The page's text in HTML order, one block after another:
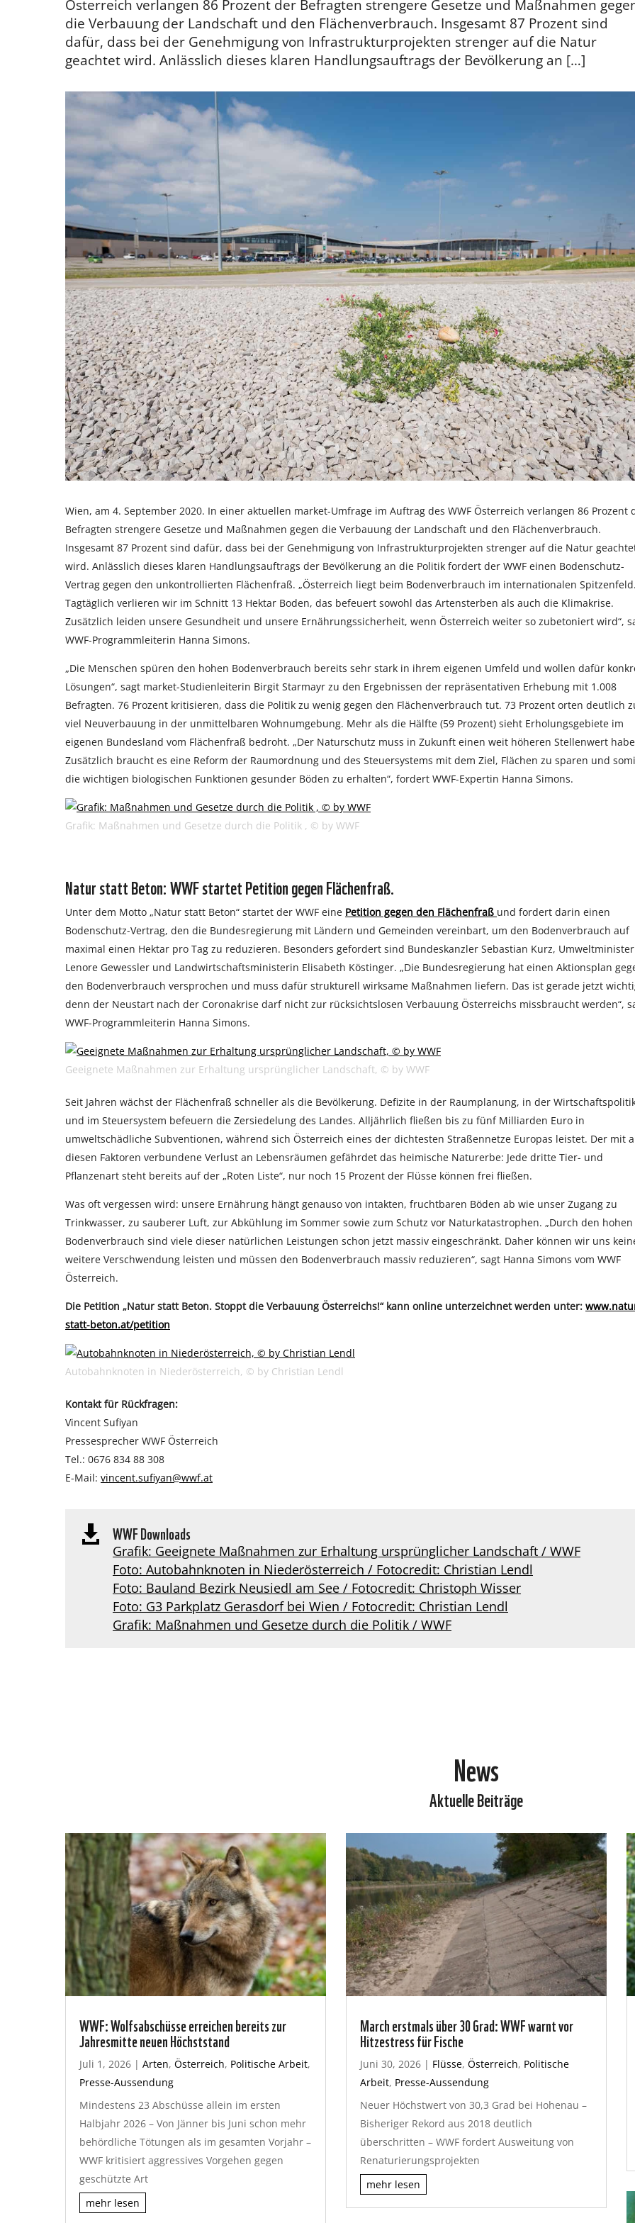
Österreich verlangen 86 Prozent der Befragten strengere Gesetze und Maßnahmen
die Verbauung der Landschaft und den Flächenverbrauch. Insgesamt 87 Prozent sind
dafür, dass bei der Genehmigung von Infrastrukturprojekten strenger auf die Natur
geachtet wird. Anlässlich dieses klaren Handlungsauftrags der Bevölkerung an […]
Wien, am 4. September 2020. In einer aktuellen market-Umfrage im Auftrag des WWF Österreich verlangen 86 Prozent
Befragten strengere Gesetze und Maßnahmen gegen die Verbauung der Landschaft und den Flächenverbrauch.
Insgesamt 87 Prozent sind dafür, dass bei der Genehmigung von Infrastrukturprojekten strenger auf die Natur
wird. Anlässlich dieses klaren Handlungsauftrags der Bevölkerung an die Politik fordert der WWF einen Bodenschutz-
Vertrag gegen den unkontrollierten Flächenfraß. „Österreich liegt beim Bodenverbrauch im internationalen
Tagtäglich verlieren wir im Schnitt 13 Hektar Boden, das befeuert sowohl das Artensterben als auch die Klimakrise.
Zusätzlich leiden unsere Gesundheit und unsere Ernährungssicherheit, wenn Österreich weiter so zubetoniert wird“,
WWF-Programmleiterin Hanna Simons.
„Die Menschen spüren den hohen Bodenverbrauch bereits sehr stark in ihrem eigenen Umfeld und wollen dafür
Lösungen“, sagt market-Studienleiterin Birgit Starmayr zu den Ergebnissen der repräsentativen Erhebung mit 1.008
Befragten. 76 Prozent kritisieren, dass die Politik zu wenig gegen den Flächenverbrauch tut. 73 Prozent orten deutlich
viel Neuverbauung in der unmittelbaren Wohnumgebung. Mehr als die Hälfte (59 Prozent) sieht Erholungsgebiete im
eigenen Bundesland vom Flächenfraß bedroht. „Der Naturschutz muss in Zukunft einen weit höheren Stellenwert
Zusätzlich braucht es eine Reform der Raumordnung und des Steuersystems mit dem Ziel, Flächen zu sparen und
die wichtigen biologischen Funktionen gesunder Böden zu erhalten“, fordert WWF-Expertin Hanna Simons.
Grafik: Maßnahmen und Gesetze durch die Politik , © by WWF
Natur statt Beton: WWF startet Petition gegen Flächenfraß.
Unter dem Motto „Natur statt Beton“ startet der WWF eine Petition gegen den Flächenfraß und fordert darin einen
Bodenschutz-Vertrag, den die Bundesregierung mit Ländern und Gemeinden vereinbart, um den Bodenverbrauch auf
maximal einen Hektar pro Tag zu reduzieren. Besonders gefordert sind Bundeskanzler Sebastian Kurz,
Lenore Gewessler und Landwirtschaftsministerin Elisabeth Köstinger. „Die Bundesregierung hat einen Aktionsplan
den Bodenverbrauch versprochen und muss dafür strukturell wirksame Maßnahmen liefern. Das ist gerade jetzt
denn der Neustart nach der Coronakrise darf nicht zur rücksichtslosen Verbauung Österreichs missbraucht werden“,
WWF-Programmleiterin Hanna Simons.
Geeignete Maßnahmen zur Erhaltung ursprünglicher Landschaft, © by WWF
Seit Jahren wächst der Flächenfraß schneller als die Bevölkerung. Defizite in der Raumplanung, in der
und im Steuersystem befeuern die Zersiedelung des Landes. Alljährlich fließen bis zu fünf Milliarden Euro in
umweltschädliche Subventionen, während sich Österreich eines der dichtesten Straßennetze Europas leistet. Der mit
diesen Faktoren verbundene Verlust an Lebensräumen gefährdet das heimische Naturerbe: Jede dritte Tier- und
Pflanzenart steht bereits auf der „Roten Liste“, nur noch 15 Prozent der Flüsse können frei fließen.
Was oft vergessen wird: unsere Ernährung hängt genauso von intakten, fruchtbaren Böden ab wie unser Zugang zu
Trinkwasser, zu sauberer Luft, zur Abkühlung im Sommer sowie zum Schutz vor Naturkatastrophen. „Durch den hohen
Bodenverbrauch sind viele dieser natürlichen Leistungen schon jetzt massiv eingeschränkt. Daher können wir uns
weitere Verschwendung leisten und müssen den Bodenverbrauch massiv reduzieren“, sagt Hanna Simons vom WWF
Österreich.
Die Petition „Natur statt Beton. Stoppt die Verbauung Österreichs!“ kann online unterzeichnet werden unter:
statt-beton.at/petition
Autobahnknoten in Niederösterreich, © by Christian Lendl
Kontakt für Rückfragen:
Vincent Sufiyan
Pressesprecher WWF Österreich
Tel.: 0676 834 88 308
E-Mail: vincent.sufiyan@wwf.at
 WWF Downloads
Grafik: Geeignete Maßnahmen zur Erhaltung ursprünglicher Landschaft / WWF
Foto: Autobahnknoten in Niederösterreich / Fotocredit: Christian Lendl
Foto: Bauland Bezirk Neusiedl am See / Fotocredit: Christoph Wisser
Foto: G3 Parkplatz Gerasdorf bei Wien / Fotocredit: Christian Lendl
Grafik: Maßnahmen und Gesetze durch die Politik / WWF
News
Aktuelle Beiträge
WWF: Wolfsabschüsse erreichen bereits zur
Jahresmitte neuen Höchststand
Juli 1, 2026 | Arten, Österreich, Politische Arbeit,
Presse-Aussendung
Mindestens 23 Abschüsse allein im ersten
Halbjahr 2026 – Von Jänner bis Juni schon mehr
behördliche Tötungen als im gesamten Vorjahr –
WWF kritisiert aggressives Vorgehen gegen
geschützte Art
mehr lesen
March erstmals über 30 Grad: WWF warnt vor
Hitzestress für Fische
Juni 30, 2026| Flüsse, Österreich, Politische
Arbeit, Presse-Aussendung
Neuer Höchstwert von 30,3 Grad bei Hohenau –
Bisheriger Rekord aus 2018 deutlich
überschritten – WWF fordert Ausweitung von
Renaturierungsprojekten
mehr lesen